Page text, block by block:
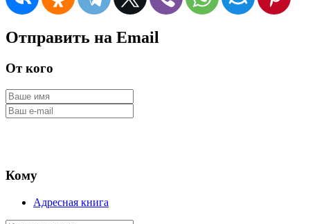
Отправить на Email
От кого
Кому
Адресная книга